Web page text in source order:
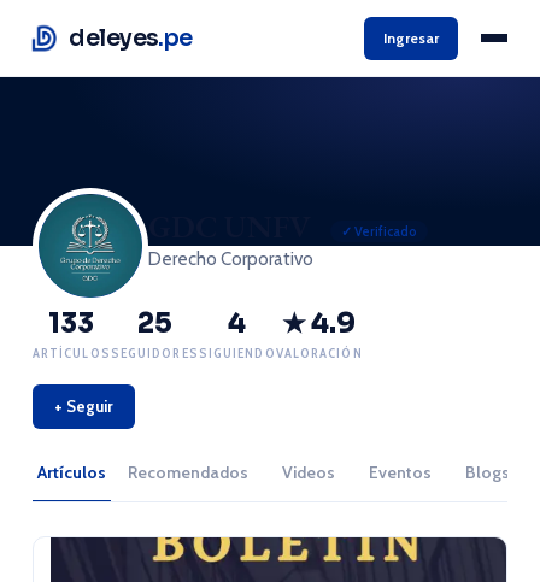
deleyes.pe Ingresar
GDC UNFV ✓ Verificado
Derecho Corporativo
133
ARTÍCULOS
25
SEGUIDORES
4
SIGUIENDO
★ 4.9
VALORACIÓN
+ Seguir
Artículos Recomendados Videos Eventos Blogs